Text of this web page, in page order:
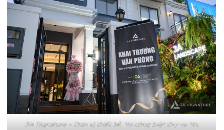
3A Signature – Đơn vị thiết kế, thi công biệt thự uy tín,